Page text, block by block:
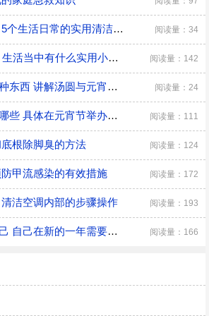
日常生活清洁小妙招 5个生活日常的实用清洁小技巧 阅读量：34
10个生活实用小技巧 生活当中有什么实用小技巧 阅读量：142
汤圆和元宵是不是一种东西 讲解汤圆与元宵的区别 阅读量：24
元宵传统民俗活动有哪些 具体在元宵节举办的传统民俗活动 阅读量：111
根除脚臭的方法 阅读量：124
甲流感染的有效措施 阅读量：172
洁空调内部的步骤操作 阅读量：193
新的一年如何提升自己 自己在新的一年需要改变的三大方面 阅读量：166